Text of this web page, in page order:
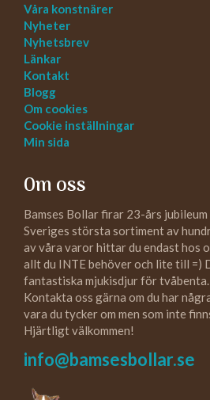
Våra konstnärer
Nyheter
Nyhetsbrev
Länkar
Kontakt
Blogg
Om cookies
Cookie inställningar
Min sida
Om oss
Bamses Bollar firar 23-års
Sveriges största sortiment av
av våra varor hittar du endast hos
allt du INTE behöver och lite till =)
fantastiska mjukisdjur för tvåbenta.
Kontakta oss gärna om du har
vara du tycker om men som inte
Hjärtligt välkommen!
info@bamsesbollar.se